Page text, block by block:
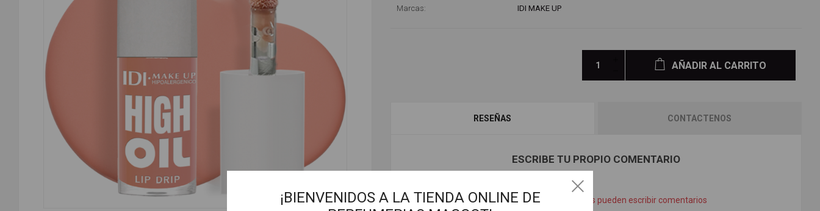
Marcas: IDI MAKE UP
AÑADIR AL CARRITO
RESEÑAS CONTACTENOS
ESCRIBE TU PROPIO COMENTARIO
Solo los usuarios registrados pueden escribir comentarios
¡BIENVENIDOS A LA TIENDA ONLINE DE